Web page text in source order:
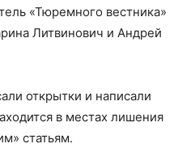
«Тюремного вестника»
Литвинович и Андрей
открытки и написали
в местах лишения
статьям.